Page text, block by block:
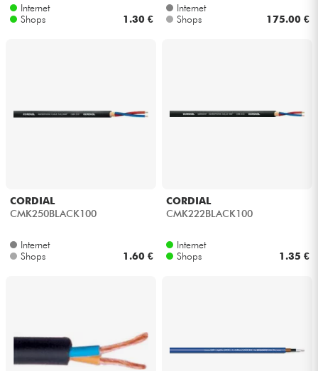
Kabel & Zubehöre
Internet
Shops
1.30 €
Internet
Shops
175.00 €
CORDIAL
CMK250BLACK100
Internet
Shops
1.60 €
CORDIAL
CMK222BLACK100
Internet
Shops
1.35 €